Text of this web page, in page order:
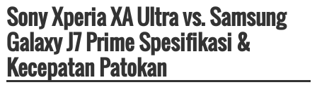
Sony Xperia XA Ultra vs. Samsung
Galaxy J7 Prime Spesifikasi &
Kecepatan Patokan